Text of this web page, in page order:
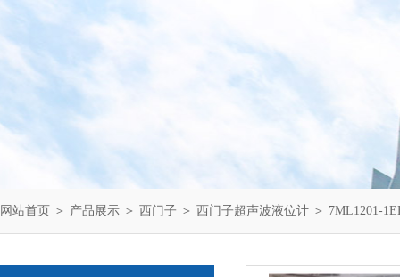
网站首页 ＞ 产品展示 ＞ 西门子 ＞ 西门子超声波液位计 ＞ 7ML1201-